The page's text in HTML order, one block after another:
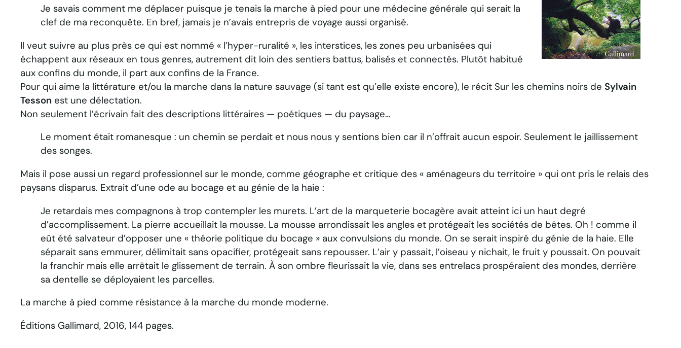
Je savais comment me déplacer puisque je tenais la marche à pied pour une médecine générale qui serait la
clef de ma reconquête. En bref, jamais je n’avais entrepris de voyage aussi organisé.
Il veut suivre au plus près ce qui est nommé « l’hyper-ruralité », les interstices, les zones peu urbanisées qui
échappent aux réseaux en tous genres, autrement dit loin des sentiers battus, balisés et connectés. Plutôt habitué
aux confins du monde, il part aux confins de la France.
Pour qui aime la littérature et/ou la marche dans la nature sauvage (si tant est qu’elle existe encore), le récit Sur les chemins noirs de Sylvain
Tesson est une délectation.
Non seulement l’écrivain fait des descriptions littéraires — poétiques — du paysage…
Le moment était romanesque : un chemin se perdait et nous nous y sentions bien car il n’offrait aucun espoir. Seulement le jaillissement
des songes.
Mais il pose aussi un regard professionnel sur le monde, comme géographe et critique des « aménageurs du territoire » qui ont pris le relais des
paysans disparus. Extrait d’une ode au bocage et au génie de la haie :
Je retardais mes compagnons à trop contempler les murets. L’art de la marqueterie bocagère avait atteint ici un haut degré
d’accomplissement. La pierre accueillait la mousse. La mousse arrondissait les angles et protégeait les sociétés de bêtes. Oh ! comme il
eût été salvateur d’opposer une « théorie politique du bocage » aux convulsions du monde. On se serait inspiré du génie de la haie. Elle
séparait sans emmurer, délimitait sans opacifier, protégeait sans repousser. L’air y passait, l’oiseau y nichait, le fruit y poussait. On pouvait
la franchir mais elle arrêtait le glissement de terrain. À son ombre fleurissait la vie, dans ses entrelacs prospéraient des mondes, derrière
sa dentelle se déployaient les parcelles.
La marche à pied comme résistance à la marche du monde moderne.
Éditions Gallimard, 2016, 144 pages.